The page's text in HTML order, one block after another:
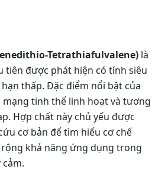
Tetrathiafulvalene) là
tiên được phát hiện có tính siêu
thấp. Đặc điểm nổi bật của
mạng tinh thể linh hoạt và tương
Hợp chất này chủ yếu được
cơ bản để tìm hiểu cơ chế
khả năng ứng dụng trong